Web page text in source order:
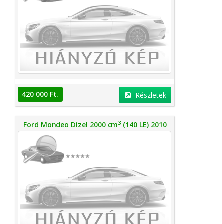
420 000 Ft. Részletek
Ford Mondeo Dízel 2000 cm3(140 LE) 2010